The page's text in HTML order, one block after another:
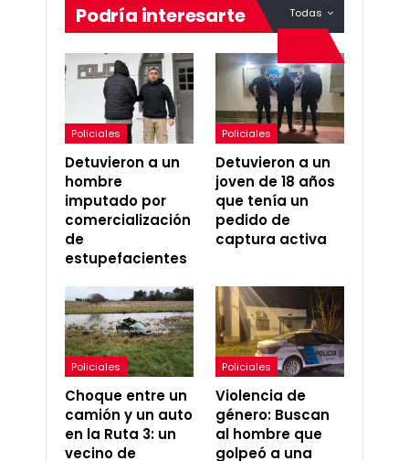
Todas
Podría interesarte
Policiales
Detuvieron a un
hombre
imputado por
comercialización
de
estupefacientes
Policiales
Detuvieron a un
joven de 18 años
que tenía un
pedido de
captura activa
Policiales
Choque entre un
camión y un auto
en la Ruta 3: un
vecino de
Policiales
Violencia de
género: Buscan
al hombre que
golpeó a una